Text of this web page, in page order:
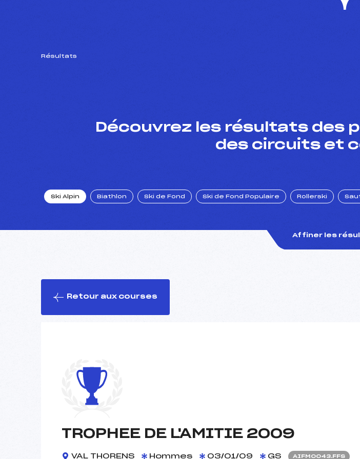
Résultats
Découvrez les résultats des
des circuits et
Ski Alpin Biathlon Ski de Fond Ski de Fond Populaire Rollerski
Affiner les
Retour aux courses
TROPHEE DE L'AMITIE 2009
VAL THORENS Hommes 03/01/09 GS AIFM0043.FFS